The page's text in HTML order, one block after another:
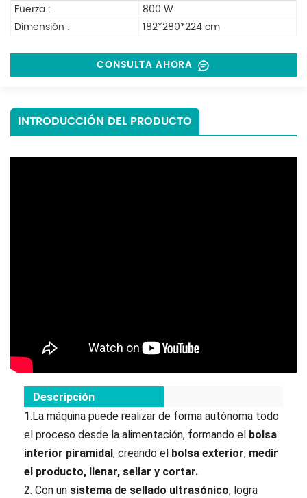
Fuerza :
800 W
Dimensión :
182*280*224 cm
CONSULTA AHORA
INTRODUCCIÓN DEL PRODUCTO
Descripción
1.La máquina puede realizar de forma autónoma todo
el proceso desde la alimentación, formando el bolsa
interior piramidal , creando el bolsa exterior, medir
el producto, llenar, sellar y cortar.
2. Con un sistema de sellado ultrasónico, logra